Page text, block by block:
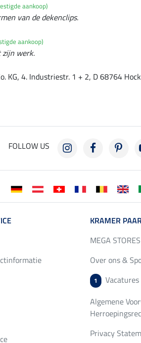
aankoop)
van de dekenclips.
aankoop)
zijn werk.
KG, 4. Industriestr. 1 + 2, D 68764
FOLLOW US
KRAMER
MEGA STORES
Over ons &
1 Vacatures
Algemene
Privacy